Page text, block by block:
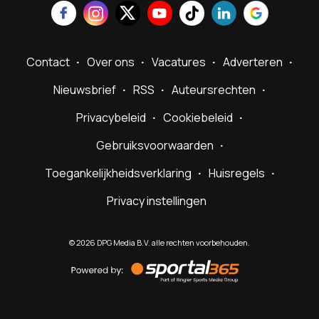
Contact Over ons Vacatures
Adverteren
Nieuwsbrief
RSS
Auteursrechten
Privacybeleid
Cookiebeleid
Gebruiksvoorwaarden
Toegankelijkheidsverklaring
Huisregels
Privacy instellingen
©2026 DPG Media B.V. alle rechten voorbehouden.
by
Sportal365